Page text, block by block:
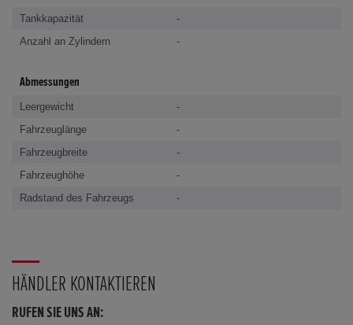
Tankkapazität
-
Anzahl an Zylindern
-
Abmessungen
Leergewicht
-
Fahrzeuglänge
-
Fahrzeugbreite
-
Fahrzeughöhe
-
Radstand des Fahrzeugs
-
HÄNDLER KONTAKTIEREN
RUFEN SIE UNS AN: